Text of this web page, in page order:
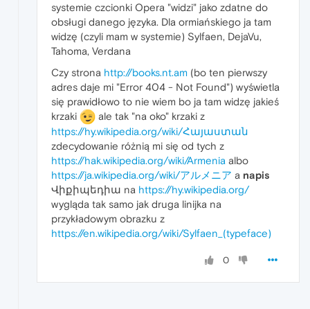
systemie czcionki Opera "widzi" jako zdatne do
obsługi danego języka. Dla ormiańskiego ja tam
widzę (czyli mam w systemie) Sylfaen, DejaVu,
Tahoma, Verdana
Czy strona http://books.nt.am (bo ten pierwszy
adres daje mi "Error 404 - Not Found") wyświetla
się prawidłowo to nie wiem bo ja tam widzę jakieś
krzaki
ale tak "na oko" krzaki z
https://hy.wikipedia.org/wiki/Հայաստան
zdecydowanie różnią mi się od tych z
https://hak.wikipedia.org/wiki/Armenia albo
https://ja.wikipedia.org/wiki/アルメニア a napis
Վիքիպեդիա na https://hy.wikipedia.org/
wygląda tak samo jak druga linijka na
przykładowym obrazku z
https://en.wikipedia.org/wiki/Sylfaen_(typeface)
0